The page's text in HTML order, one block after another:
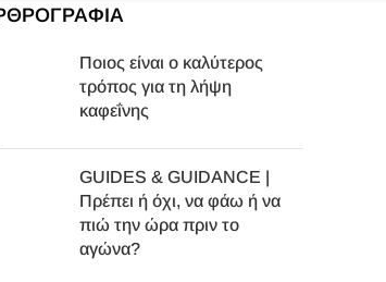
Ποιος είναι ο καλύτερος
τρόπος για τη λήψη
καφεΐνης
GUIDES & GUIDANCE |
Πρέπει ή όχι, να φάω ή να
πιώ την ώρα πριν το
αγώνα?